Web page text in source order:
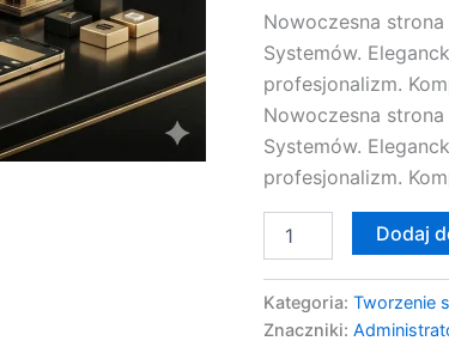
Nowoczesna
Systemów.
profesjonalizm.
Nowoczesna
Systemów.
profesjonalizm.
Dodaj
Kategoria: Tworzenie
Znaczniki: